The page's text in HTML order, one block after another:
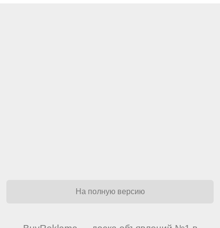
На полную версию